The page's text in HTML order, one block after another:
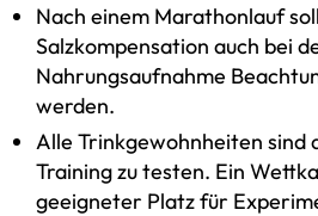
Nach einem Marathonlauf
Salzkompensation auch bei
Nahrungsaufnahme
werden.
Alle Trinkgewohnheiten sind
Training zu testen. Ein
geeigneter Platz für